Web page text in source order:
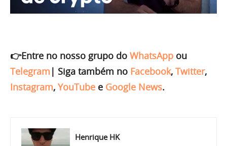
👉Entre no nosso grupo do WhatsApp ou
Telegram | Siga também no Facebook, Twitter,
Instagram, YouTube e Google News.
Henrique HK